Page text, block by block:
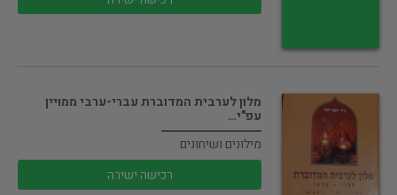
מלון לערבית המדוברת עברי-ערבי ממויין
עפ"י…
מילונים ושיחונים
רכישה ישירה